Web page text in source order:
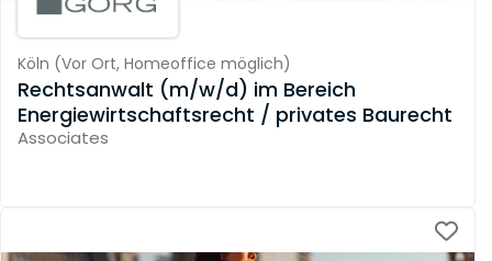
Köln (Vor Ort, Homeoffice möglich)
Rechtsanwalt (m/w/d) im Bereich
Energiewirtschaftsrecht / privates Baurecht
Associates